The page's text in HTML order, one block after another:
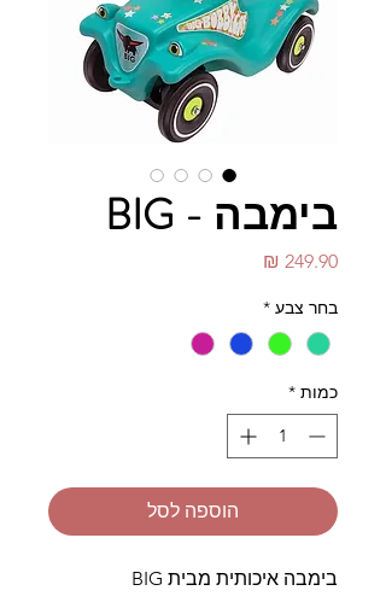
בימבה - BIG
בחר צבע *
כמות *
הוספה לסל
בימבה איכותית מבית BIG